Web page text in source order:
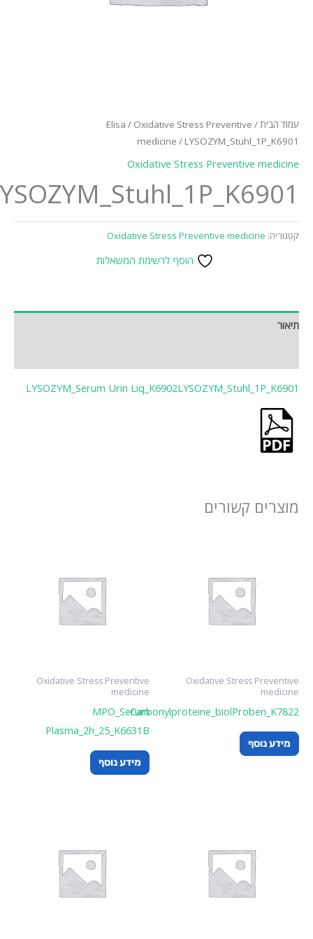
עמוד הבית/
Elisa/Oxidative Stress Preventive
medicine/ LYSOZYM_Stuhl_1P_K6901
Oxidative Stress Preventive medicine
LYSOZYM_Stuhl_1P_K6901
קטגוריה:Oxidative Stress Preventive medicine
הוסף לרשימת המשאלות
תיאור
LYSOZYM_Serum Urin Liq_K6902LYSOZYM_Stuhl_1P_K6901
מוצרים קשורים
Oxidative Stress Preventive
medicine
Carbonylproteine_biolProben_K7822
מידע נוסף
Oxidative Stress Preventive
medicine
MPO_Serum
Plasma_2h_25_K6631B
מידע נוסף